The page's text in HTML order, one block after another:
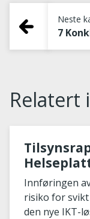
Neste
7
Relatert
hospital
Innføringen
risiko for svikt
den nye IKT-